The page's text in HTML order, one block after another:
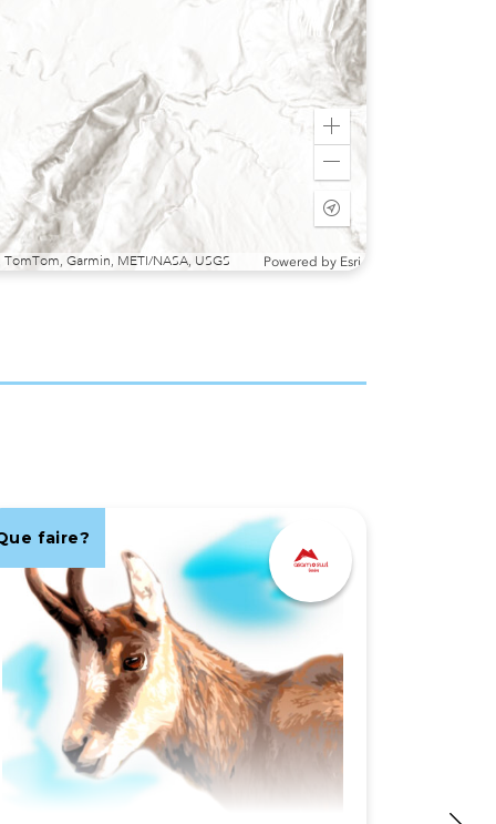
Zoom
out
Start
tracking
location
TomTom, Garmin, METI/NASA, USGS Powered by Esri
faire?